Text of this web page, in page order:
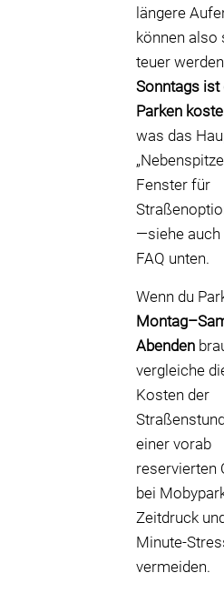
längere
können also
teuer
Sonntags ist
Parken
was das
Fenster für
—siehe auch
FAQ unten.
Wenn du
Abenden
vergleiche
Kosten der
einer vorab
reservierten
bei
Zeitdruck
Minute-
vermeiden.